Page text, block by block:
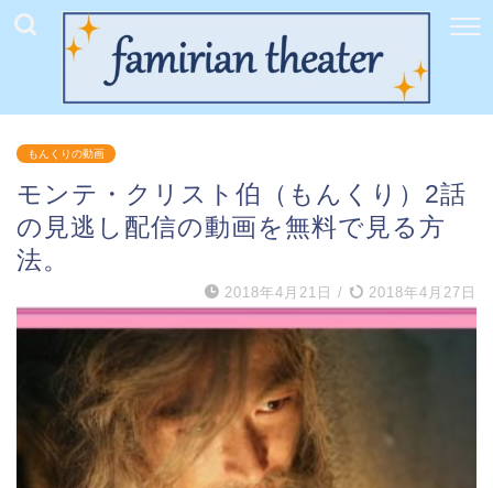
もんくりの動画
モンテ・クリスト伯（もんくり）2話
の見逃し配信の動画を無料で見る方
法。
2018年4月21日 / 2018年4月27日